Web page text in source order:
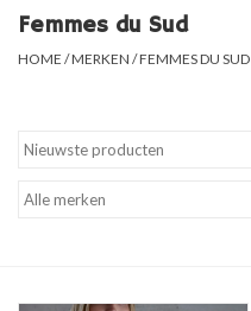
Dresses
Bottoms
Accessories
Femmes du Sud
HOME /MERKEN /FEMMES DU SUD